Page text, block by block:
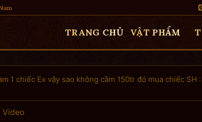
TRANG CHỦ VẬT PHẨM
1 chiếc Ex vậy sao không cầm 150tr đó mua chiếc SH
Video